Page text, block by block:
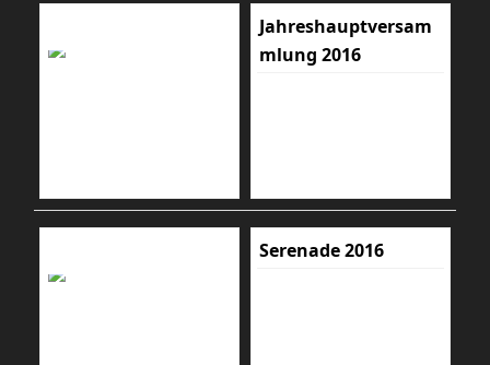
Jahreshauptversam
mlung 2016
Serenade 2016